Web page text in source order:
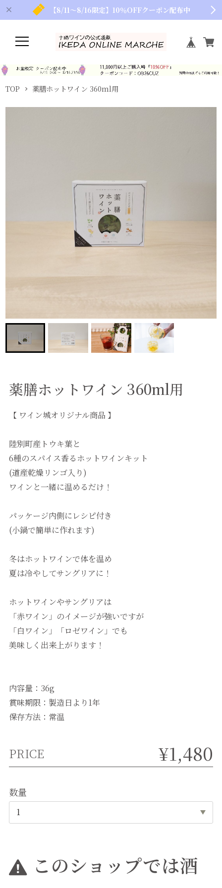
【8/11～8/16限定】10％OFFクーポン配布中
TOP 薬膳ホットワイン 360ml用
薬膳ホットワイン 360ml用
【 ワイン城オリジナル商品 】
陸別町産トウキ葉と
6種のスパイス香るホットワインキット
(道産乾燥リンゴ入り)
ワインと一緒に温めるだけ！
パッケージ内側にレシピ付き
(小鍋で簡単に作れます)
冬はホットワインで体を温め
夏は冷やしてサングリアに！
ホットワインやサングリアは
「赤ワイン」のイメージが強いですが
「白ワイン」「ロゼワイン」でも
美味しく出来上がります！
内容量：36g
賞味期限：製造日より1年
保存方法：常温
PRICE ¥1,480
数量
このショップでは酒